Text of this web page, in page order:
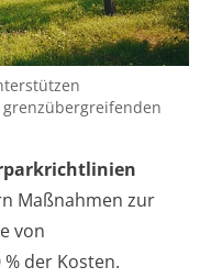
Maßnahmen zur
von
der Kosten.